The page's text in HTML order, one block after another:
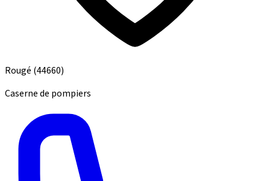
Rougé (44660)
Caserne de pompiers